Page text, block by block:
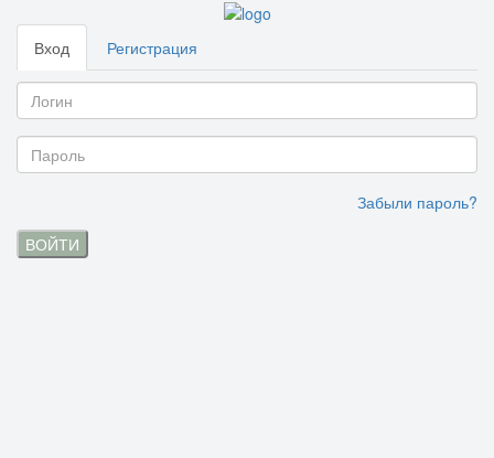
Вход Регистрация
Забыли пароль?
ВОЙТИ